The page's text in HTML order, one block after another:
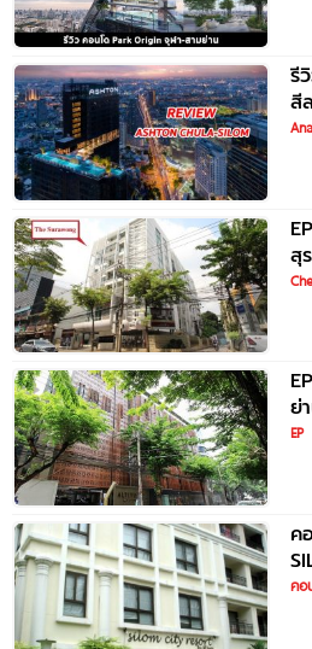
รี
สี
ใ
สุ
ย่
พ
EP
ค
ร
คอ